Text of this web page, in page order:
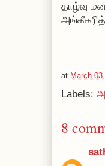
தாழ்வு
at March
Labels:
8